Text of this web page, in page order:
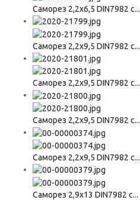
Саморез 2,2х6,5 DIN7982 с...
Саморез 2,2х9,5 DIN7982 с...
Саморез 2,2х9,5 DIN7982 с...
Саморез 2,2х9,5 DIN7982 с...
Саморез 2,2х9,5 DIN7982 с...
Саморез 2,9х13 DIN7982 с...